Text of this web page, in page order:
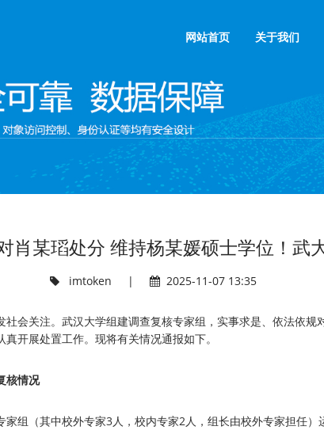
网站首页 关于我们
肖某瑫处分 维持杨某媛硕士学位！武
imtoken | 2025-11-07 13:35
会关注。武汉大学组建调查复核专家组，实事求是、依法依规
开展处置工作。现将有关情况通报如下。
核情况
组（其中校外专家3人，校内专家2人，组长由校外专家担任